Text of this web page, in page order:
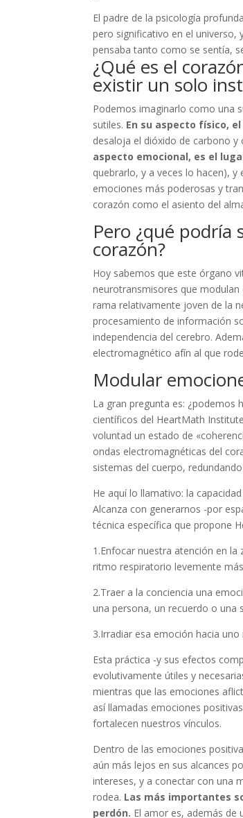
El padre de la psicología
pero significativo en el
pensaba tanto como se sentía,
¿Qué es el
existir un solo
Podemos imaginarlo como una
sutiles. En su aspecto físico,
desaloja el dióxido de carbono
aspecto emocional, es el
quebrarlo, y a veces lo hacen),
emociones más poderosas y
corazón como el asiento del
Pero ¿qué podría
corazón?
Hoy sabemos que este órgano
neurotransmisores que
rama relativamente joven de la
procesamiento de información
independencia del cerebro.
electromagnético afín al que
Modular
La gran pregunta es: ¿podemos
científicos del HeartMath
voluntad un estado de
ondas electromagnéticas del
sistemas del cuerpo,
He aquí lo llamativo: la
Alcanza con generarnos -por
técnica específica que propone
1.Enfocar nuestra atención en
ritmo respiratorio levemente
2.Traer a la conciencia una
una persona, un recuerdo o una
3.Irradiar esa emoción hacia
Esta práctica -y sus efectos
evolutivamente útiles y
mientras que las emociones
así llamadas emociones
fortalecen nuestros vínculos.
Dentro de las emociones
aún más lejos en sus alcances
intereses, y a conectar con una
rodea. Las más importantes
perdón. El amor es, además